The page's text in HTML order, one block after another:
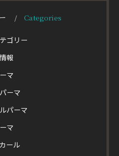
Categories
ゴリー
報
マ
ーマ
パーマ
マ
ール